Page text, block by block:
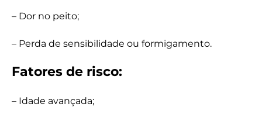
– Dor no peito;
– Perda de sensibilidade ou formigamento.
Fatores de risco:
– Idade avançada;